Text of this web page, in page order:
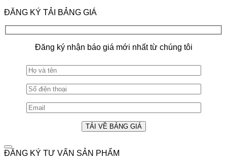
ĐĂNG KÝ TẢI BẢNG GIÁ
Đăng ký nhận báo giá mới nhất từ chúng tôi
ĐĂNG KÝ TƯ VẤN SẢN PHẨM